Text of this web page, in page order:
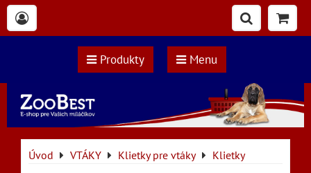
Produkty Menu
Úvod VTÁKY Klietky pre vtáky Klietky